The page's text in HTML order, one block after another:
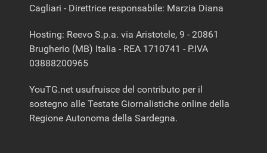
Cagliari - Direttrice responsabile: Marzia Diana
Hosting: Reevo S.p.a. via Aristotele, 9 - 20861
Brugherio (MB) Italia - REA 1710741 - P.IVA
03888200965
YouTG.net usufruisce del contributo per il
sostegno alle Testate Giornalistiche online della
Regione Autonoma della Sardegna.